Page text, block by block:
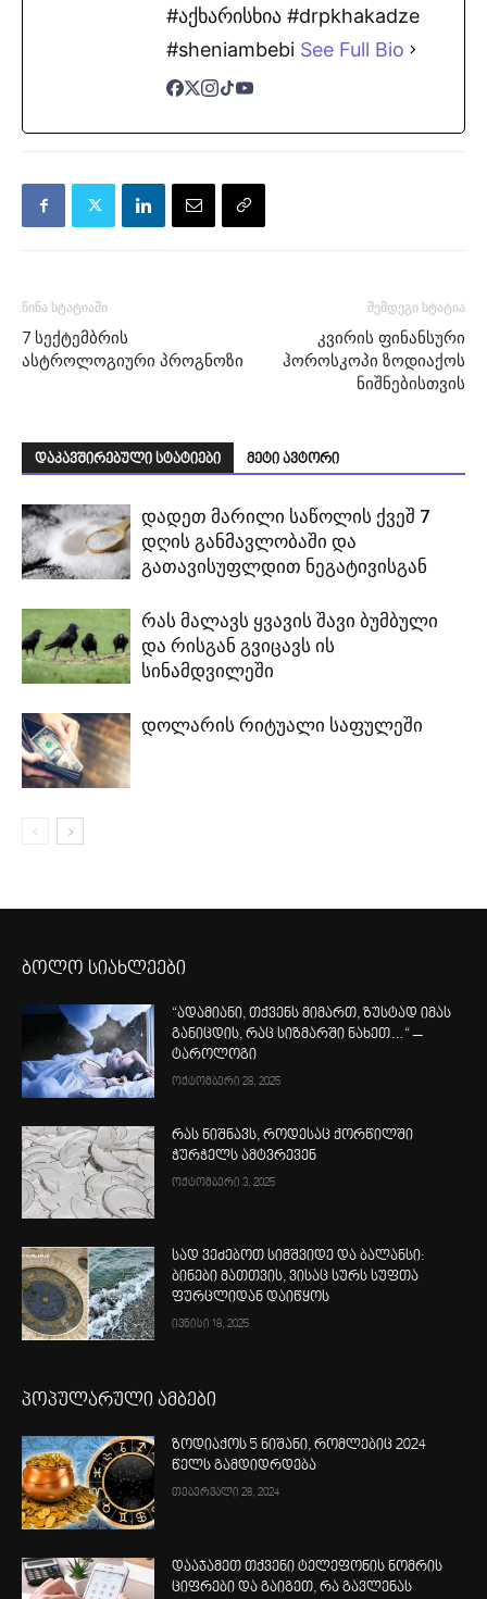
#აქხარისხია #drpkhakadze
#sheniambebi See Full Bio
წინა სტატიაში
7 სექტემბრის
ასტროლოგიური პროგნოზი
შემდეგი სტატია
კვირის ფინანსური
ჰოროსკოპი ზოდიაქოს
ნიშნებისთვის
დაკავშირებული სტატიები მეტი ავტორი
დადეთ მარილი საწოლის ქვეშ 7
დღის განმავლობაში და
გათავისუფლდით ნეგატივისგან
რას მალავს ყვავის შავი ბუმბული
და რისგან გვიცავს ის
სინამდვილეში
დოლარის რიტუალი საფულეში
ბოლო სიახლეები
“ადამიანი, თქვენს მიმართ, ზუსტად იმას
განიცდის, რაც სიზმარში ნახეთ…“ –
ტაროლოგი
ოქტომბერი 28, 2025
რას ნიშნავს, როდესაც ქორწილში
ჭურჭელს ამტვრევენ
ოქტომბერი 3, 2025
სად ვეძებოთ სიმშვიდე და ბალანსი:
ბინები მათთვის, ვისაც სურს სუფთა
ფურცლიდან დაიწყოს
ივნისი 18, 2025
პოპულარული ამბები
ზოდიაქოს 5 ნიშანი, რომლებიც 2024
წელს გამდიდრდება
თებერვალი 28, 2024
დააჯამეთ თქვენი ტელეფონის ნომრის
ციფრები და გაიგეთ, რა გავლენას